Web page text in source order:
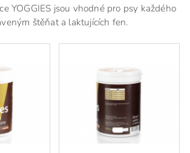
YOGGIES jsou vhodné pro psy každého
štěňat a laktujících fen.